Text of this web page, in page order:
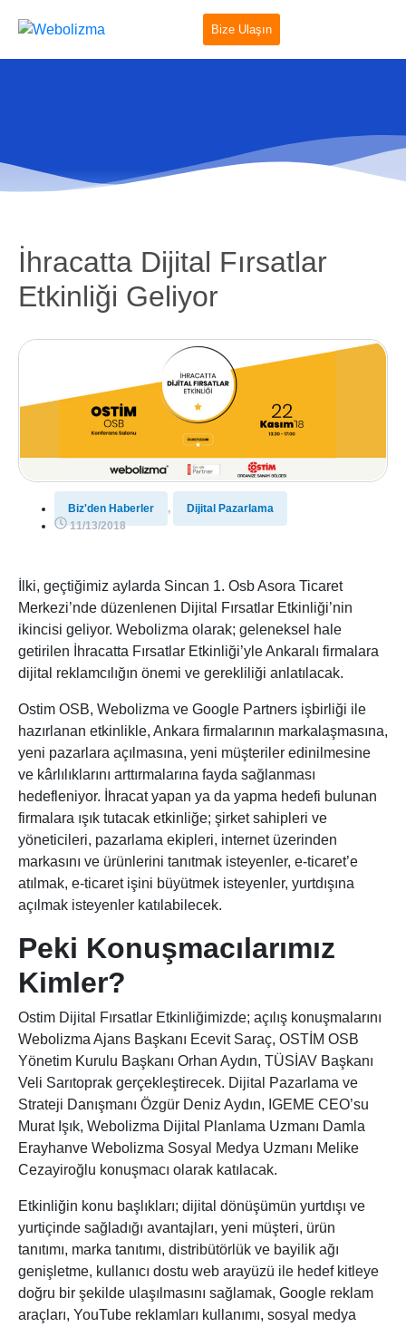
Bize Ulaşın
İhracatta Dijital Fırsatlar
Etkinliği Geliyor
Biz'den Haberler ,
Dijital Pazarlama
11/13/2018
İlki, geçtiğimiz aylarda Sincan 1. Osb Asora Ticaret
Merkezi’nde düzenlenen Dijital Fırsatlar Etkinliği’nin
ikincisi geliyor. Webolizma olarak; geleneksel hale
getirilen İhracatta Fırsatlar Etkinliği’yle Ankaralı firmalara
dijital reklamcılığın önemi ve gerekliliği anlatılacak.
Ostim OSB, Webolizma ve Google Partners işbirliği ile
hazırlanan etkinlikle, Ankara firmalarının markalaşmasına,
yeni pazarlara açılmasına, yeni müşteriler edinilmesine
ve kârlılıklarını arttırmalarına fayda sağlanması
hedefleniyor. İhracat yapan ya da yapma hedefi bulunan
firmalara ışık tutacak etkinliğe; şirket sahipleri ve
yöneticileri, pazarlama ekipleri, internet üzerinden
markasını ve ürünlerini tanıtmak isteyenler, e-ticaret’e
atılmak, e-ticaret işini büyütmek isteyenler, yurtdışına
açılmak isteyenler katılabilecek.
Peki Konuşmacılarımız
Kimler?
Ostim Dijital Fırsatlar Etkinliğimizde; açılış konuşmalarını
Webolizma Ajans Başkanı Ecevit Saraç, OSTİM OSB
Yönetim Kurulu Başkanı Orhan Aydın, TÜSİAV Başkanı
Veli Sarıtoprak gerçekleştirecek. Dijital Pazarlama ve
Strateji Danışmanı Özgür Deniz Aydın, IGEME CEO’su
Murat Işık, Webolizma Dijital Planlama Uzmanı Damla
Erayhanve Webolizma Sosyal Medya Uzmanı Melike
Cezayiroğlu konuşmacı olarak katılacak.
Etkinliğin konu başlıkları; dijital dönüşümün yurtdışı ve
yurtiçinde sağladığı avantajları, yeni müşteri, ürün
tanıtımı, marka tanıtımı, distribütörlük ve bayilik ağı
genişletme, kullanıcı dostu web arayüzü ile hedef kitleye
doğru bir şekilde ulaşılmasını sağlamak, Google reklam
araçları, YouTube reklamları kullanımı, sosyal medya